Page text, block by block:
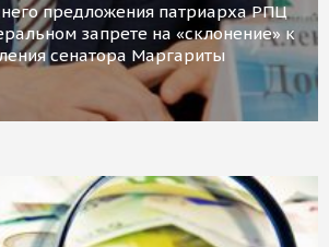
предложения патриарха РПЦ
запрете на «склонение» к
сенатора Маргариты